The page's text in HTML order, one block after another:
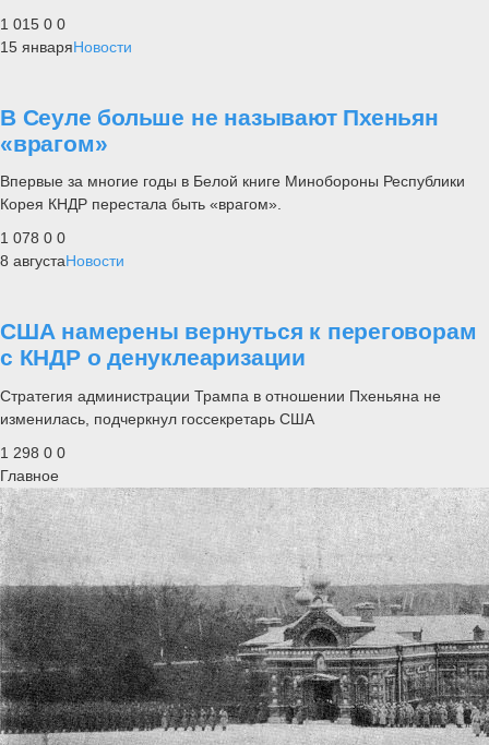
1 015 0 0
15 январяНовости
В Сеуле больше не называют Пхеньян
«врагом»
Впервые за многие годы в Белой книге Минобороны Республики
Корея КНДР перестала быть «врагом».
1 078 0 0
8 августаНовости
США намерены вернуться к переговорам
с КНДР о денуклеаризации
Стратегия администрации Трампа в отношении Пхеньяна не
изменилась, подчеркнул госсекретарь США
1 298 0 0
Главное